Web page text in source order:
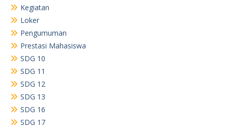
Kegiatan
Loker
Pengumuman
Prestasi Mahasiswa
SDG 10
SDG 11
SDG 12
SDG 13
SDG 16
SDG 17